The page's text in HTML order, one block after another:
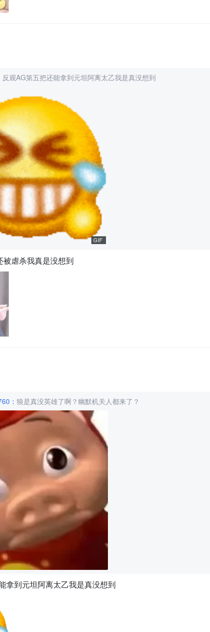
反观AG第五把还能拿到元坦阿离太乙我是真没想到
GIF
被虐杀我真是没想到
： 狼是真没英雄了啊？幽默机关人都来了？
拿到元坦阿离太乙我是真没想到